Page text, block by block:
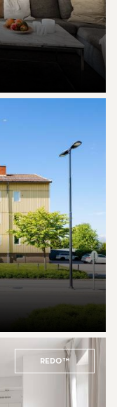
REDO™